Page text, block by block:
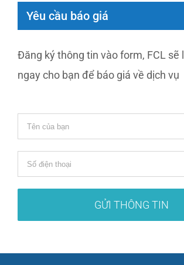
Yêu cầu báo giá
Đăng ký thông tin vào form, FCL sẽ
ngay cho bạn để báo giá về dịch vụ